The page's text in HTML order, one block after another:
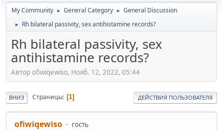
My Community ► General Category ► General Discussion
► Rh bilateral passivity, sex antihistamine records?
Rh bilateral passivity, sex
antihistamine records?
Автор ofiwiqewiso, Нояб. 12, 2022, 05:44
ВНИЗ Страницы 1 ДЕЙСТВИЯ ПОЛЬЗОВАТЕЛЯ
ofiwiqewiso гость